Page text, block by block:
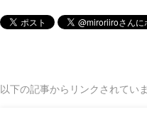
以下の記事からリンクされてい